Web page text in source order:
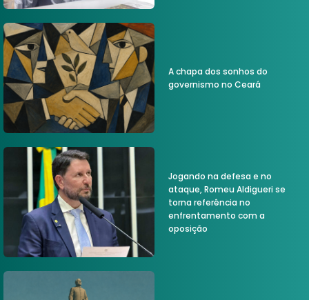
A chapa dos sonhos do
governismo no Ceará
Jogando na defesa e no
ataque, Romeu Aldigueri se
torna referência no
enfrentamento com a
oposição